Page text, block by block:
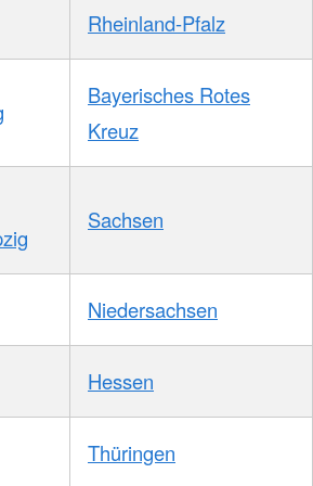
Rheinland-Pfalz
Bayerisches Rotes
Kreuz
Sachsen
Niedersachsen
Hessen
Thüringen